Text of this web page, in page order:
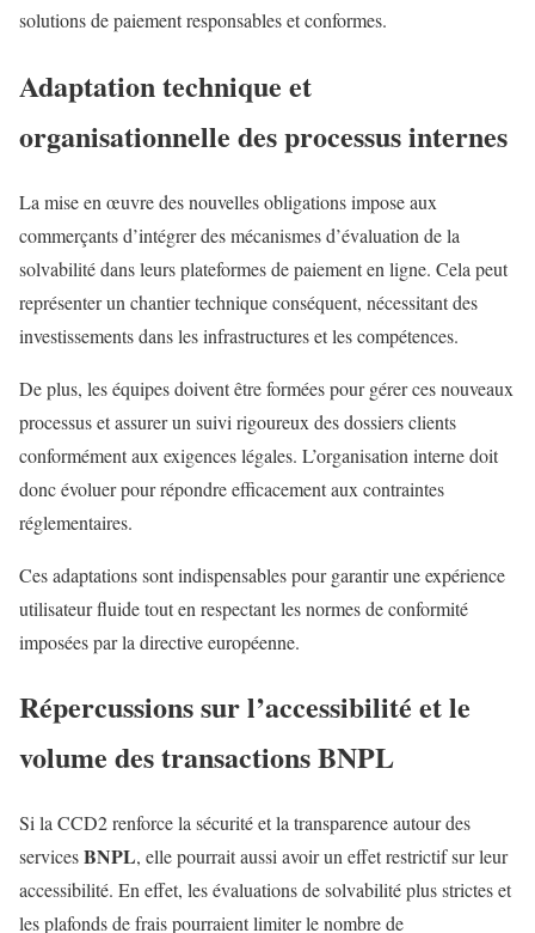
solutions de paiement responsables et conformes.
Adaptation technique et
organisationnelle des processus internes
La mise en œuvre des nouvelles obligations impose aux
commerçants d’intégrer des mécanismes d’évaluation de la
solvabilité dans leurs plateformes de paiement en ligne. Cela peut
représenter un chantier technique conséquent, nécessitant des
investissements dans les infrastructures et les compétences.
De plus, les équipes doivent être formées pour gérer ces nouveaux
processus et assurer un suivi rigoureux des dossiers clients
conformément aux exigences légales. L’organisation interne doit
donc évoluer pour répondre efficacement aux contraintes
réglementaires.
Ces adaptations sont indispensables pour garantir une expérience
utilisateur fluide tout en respectant les normes de conformité
imposées par la directive européenne.
Répercussions sur l’accessibilité et le
volume des transactionsBNPL
Si la CCD2 renforce la sécurité et la transparence autour des
servicesBNPL, elle pourrait aussi avoir un effet restrictif sur leur
accessibilité. En effet, les évaluations de solvabilité plus strictes et
les plafonds de frais pourraient limiter le nombre de